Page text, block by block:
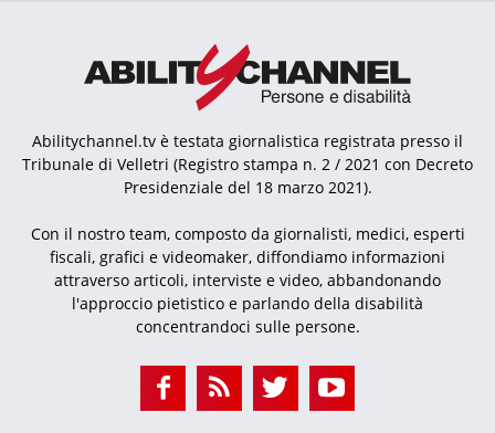
Abilitychannel.tv è testata giornalistica registrata presso il
Tribunale di Velletri (Registro stampa n. 2 / 2021 con Decreto
Presidenziale del 18 marzo 2021).
Con il nostro team, composto da giornalisti, medici, esperti
fiscali, grafici e videomaker, diffondiamo informazioni
attraverso articoli, interviste e video, abbandonando
l'approccio pietistico e parlando della disabilità
concentrandoci sulle persone.